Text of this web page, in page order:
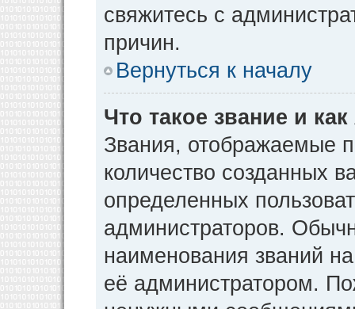
свяжитесь с
причин.
Вернуться к началу
Что такое звание и
Звания, отображаемые
количество созданных
определенных
администраторов.
наименования званий
её администратором.